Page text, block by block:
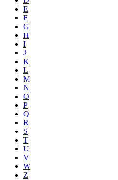
E
F
G
H
I
J
K
L
M
N
O
P
Q
R
S
T
U
V
W
Z